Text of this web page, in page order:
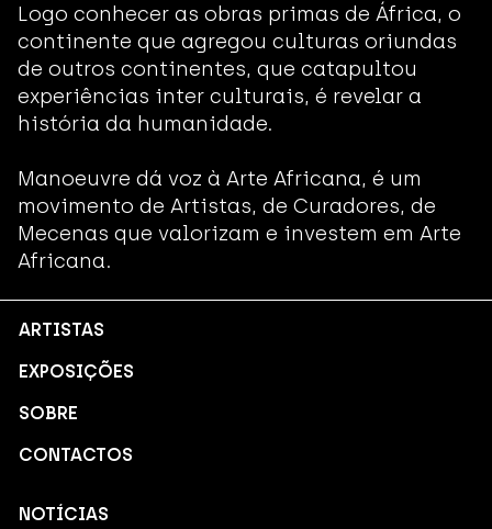
Logo conhecer as obras primas de África, o
continente que agregou culturas oriundas
de outros continentes, que catapultou
experiências inter culturais, é revelar a
história da humanidade.
Manoeuvre dá voz à Arte Africana, é um
movimento de Artistas, de Curadores, de
Mecenas que valorizam e investem em Arte
Africana.
ARTISTAS
EXPOSIÇÕES
SOBRE
CONTACTOS
NOTÍCIAS